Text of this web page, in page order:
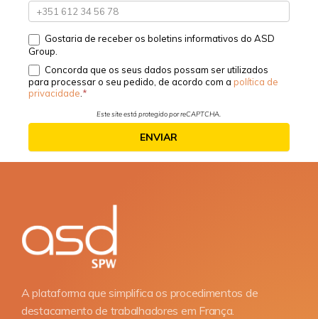
Gostaria de receber os boletins informativos do ASD
Group.
Concorda que os seus dados possam ser utilizados
para processar o seu pedido, de acordo com a política de
privacidade.
Este site está protegido por reCAPTCHA.
ENVIAR
A plataforma que simplifica os procedimentos de
destacamento de trabalhadores em França.